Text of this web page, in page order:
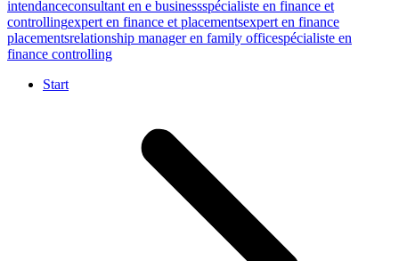
intendanceconsultant en e businessspécialiste en finance et
controllingexpert en finance et placementsexpert en finance
placementsrelationship manager en family officespécialiste en
finance controlling
Start